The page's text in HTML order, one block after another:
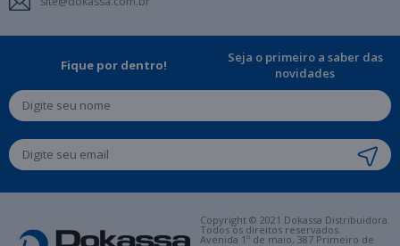
Fique por dentro!
Seja o primeiro a saber das
novidades
Copyright © 2021 Dokassa Distribuidora.
Todos os direitos reservados.
Avenida 1º de maio, 387 Primeiro de